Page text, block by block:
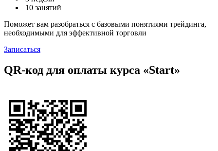
10 занятий
Поможет вам разобраться с базовыми понятиями трейдинга,
необходимыми для эффективной торговли
Записаться
QR-код для оплаты курса «Start»